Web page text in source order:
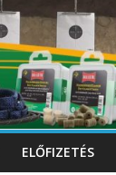
ELŐFIZETÉS